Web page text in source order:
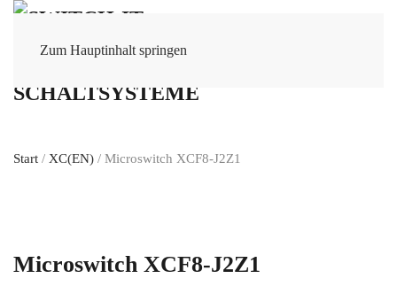
Zum Hauptinhalt springen
Start / XC(EN) / Microswitch XCF8-J2Z1
Microswitch XCF8-J2Z1